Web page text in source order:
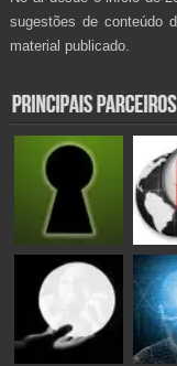
sugestões de conteúdo
material publicado.